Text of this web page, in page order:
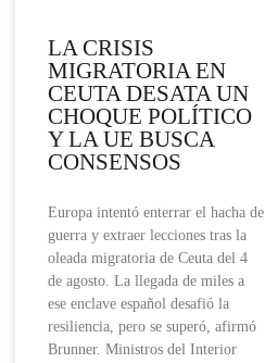
LA CRISIS
MIGRATORIA EN
CEUTA DESATA UN
CHOQUE POLÍTICO
Y LA UE BUSCA
CONSENSOS
Europa intentó enterrar el hacha de
guerra y extraer lecciones tras la
oleada migratoria de Ceuta del 4
de agosto. La llegada de miles a
ese enclave español desafió la
resiliencia, pero se superó, afirmó
Brunner. Ministros del Interior